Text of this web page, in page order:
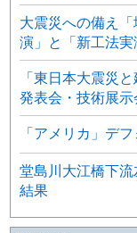
大震災への備え
演」と「新工法実
「東日本大震災
発表会・技術展
「アメリカ」デ
堂島川大江橋下
結果